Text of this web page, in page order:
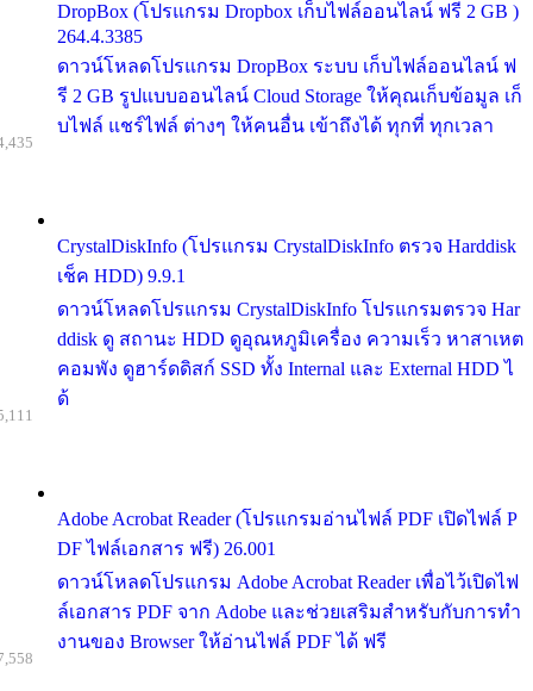
DropBox (โปรแกรม Dropbox เก็บไฟล์ออนไลน์ ฟรี 2 GB )
264.4.3385
ดาวน์โหลดโปรแกรม DropBox ระบบ เก็บไฟล์ออนไลน์ ฟ
รี 2 GB รูปแบบออนไลน์ Cloud Storage ให้คุณเก็บข้อมูล เก็
บไฟล์ แชร์ไฟล์ ต่างๆ ให้คนอื่น เข้าถึงได้ ทุกที่ ทุกเวลา
CrystalDiskInfo (โปรแกรม CrystalDiskInfo ตรวจ Harddisk
เช็ค HDD) 9.9.1
ดาวน์โหลดโปรแกรม CrystalDiskInfo โปรแกรมตรวจ Har
ddisk ดู สถานะ HDD ดูอุณหภูมิเครื่อง ความเร็ว หาสาเหต
คอมพัง ดูฮาร์ดดิสก์ SSD ทั้ง Internal และ External HDD ไ
ด้
Adobe Acrobat Reader (โปรแกรมอ่านไฟล์ PDF เปิดไฟล์ P
DF ไฟล์เอกสาร ฟรี) 26.001
ดาวน์โหลดโปรแกรม Adobe Acrobat Reader เพื่อไว้เปิดไฟ
ล์เอกสาร PDF จาก Adobe และช่วยเสริมสำหรับกับการทำ
งานของ Browser ให้อ่านไฟล์ PDF ได้ ฟรี